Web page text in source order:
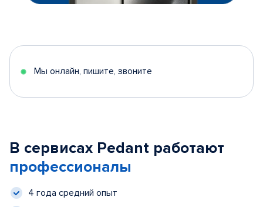
Мы онлайн, пишите, звоните
В сервисах Pedant работают
профессионалы
4 года средний опыт